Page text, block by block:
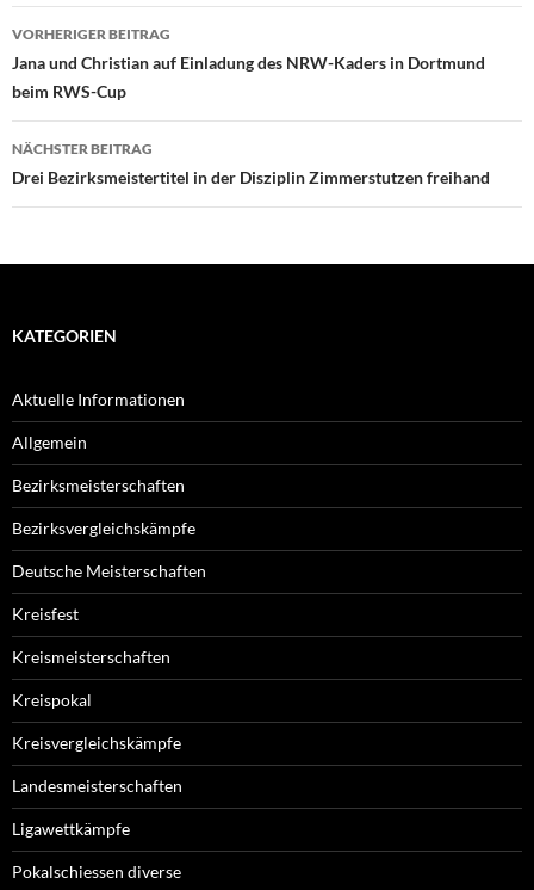
Beitragsnavigation
VORHERIGER BEITRAG
Jana und Christian auf Einladung des NRW-Kaders in Dortmund
beim RWS-Cup
NÄCHSTER BEITRAG
Drei Bezirksmeistertitel in der Disziplin Zimmerstutzen freihand
KATEGORIEN
Aktuelle Informationen
Allgemein
Bezirksmeisterschaften
Bezirksvergleichskämpfe
Deutsche Meisterschaften
Kreisfest
Kreismeisterschaften
Kreispokal
Kreisvergleichskämpfe
Landesmeisterschaften
Ligawettkämpfe
Pokalschiessen diverse